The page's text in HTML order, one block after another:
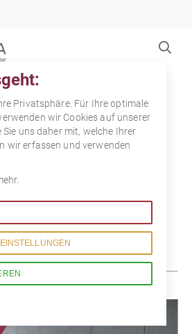
Angebote und Veranstaltungen
Privatsphäre. Für Ihre optimale
wir Cookies auf unserer
uns daher mit, welche Ihrer
wir erfassen und verwenden
EINSTELLUNGEN